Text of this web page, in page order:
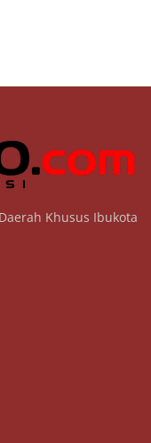
Khusus Ibukota